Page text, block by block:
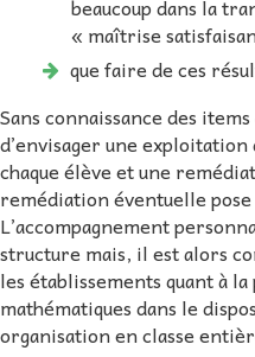
beaucoup dans la
« maîtrise
que faire de ces
Sans connaissance des
d’envisager une
chaque élève et une
remédiation éventuelle
L’accompagnement
structure mais, il est alors
les établissements quant à
mathématiques dans le
organisation en classe